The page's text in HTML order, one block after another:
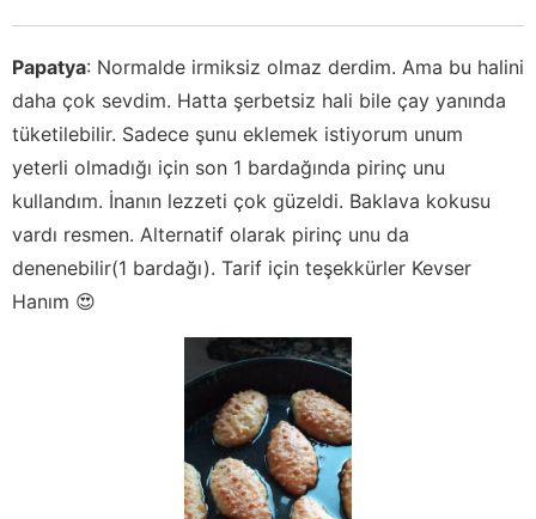
Papatya: Normalde irmiksiz olmaz derdim. Ama bu halini
daha çok sevdim. Hatta şerbetsiz hali bile çay yanında
tüketilebilir. Sadece şunu eklemek istiyorum unum
yeterli olmadığı için son 1 bardağında pirinç unu
kullandım. İnanın lezzeti çok güzeldi. Baklava kokusu
vardı resmen. Alternatif olarak pirinç unu da
denenebilir(1 bardağı). Tarif için teşekkürler Kevser
Hanım 😍